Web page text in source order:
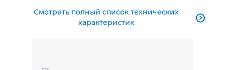
Смотреть полный список технических
характеристик
